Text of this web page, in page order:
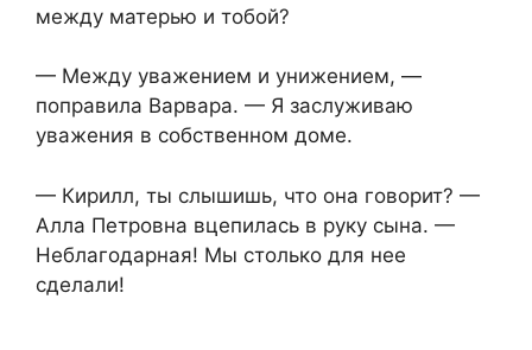
между матерью и тобой?
— Между уважением и унижением, —
поправила Варвара. — Я заслуживаю
уважения в собственном доме.
— Кирилл, ты слышишь, что она говорит? —
Алла Петровна вцепилась в руку сына. —
Неблагодарная! Мы столько для нее
сделали!